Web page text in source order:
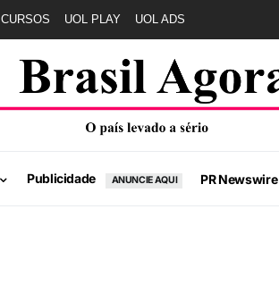
CURSOS UOL PLAY UOL ADS
Publicidade ANUNCIE AQUI PR Newswire